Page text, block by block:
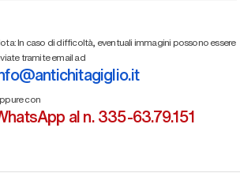
In caso di difficoltà, eventuali immagini possono essere
tramite email ad
con
al n. 335-63.79.151